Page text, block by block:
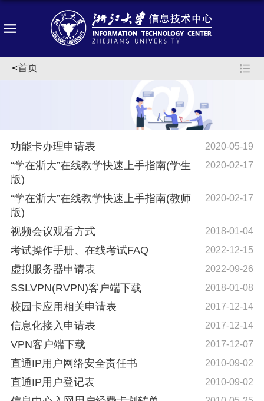
<首页
功能卡办理申请表 2020-05-19
“学在浙大”在线教学快速上手指南(学生
版)
2020-02-17
“学在浙大”在线教学快速上手指南(教师
版)
2020-02-17
视频会议观看方式 2018-01-04
考试操作手册、在线考试FAQ 2022-12-15
虚拟服务器申请表 2022-09-26
SSLVPN(RVPN)客户端下载 2018-01-08
校园卡应用相关申请表 2017-12-14
信息化接入申请表 2017-12-14
VPN客户端下载 2017-12-07
直通IP用户网络安全责任书 2010-09-02
直通IP用户登记表 2010-09-02